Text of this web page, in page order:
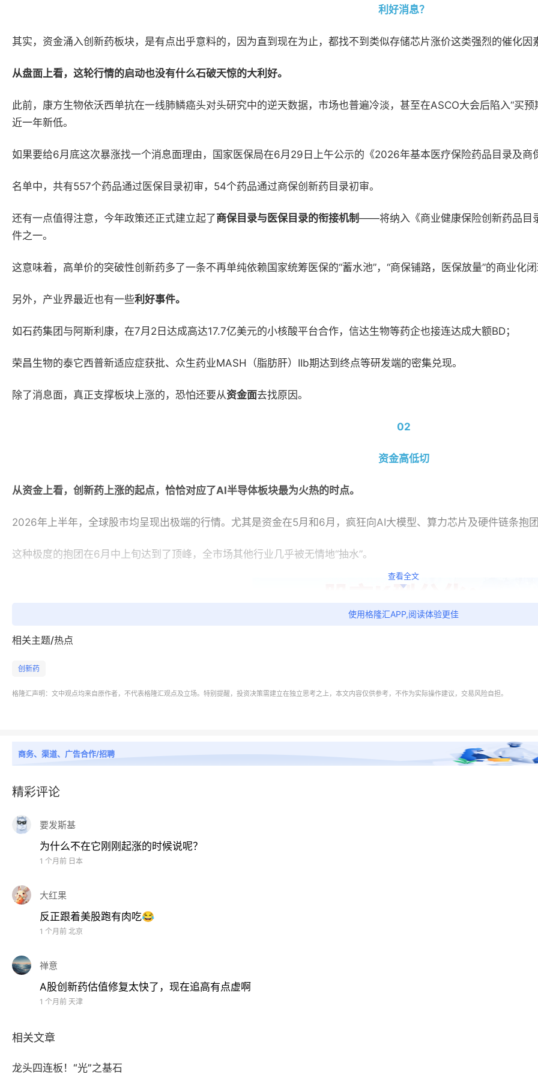
利好消息？
其实，资金涌入创新药板块，是有点出乎意料的，因为直到现在为止，都找不到类似存储芯片涨价这类强烈的催化因
从盘面上看，这轮行情的启动也没有什么石破天惊的大利好。
此前，康方生物依沃西单抗在一线肺鳞癌头对头研究中的逆天数据，市场也普遍冷淡，甚至在ASCO大会后陷入“买
近一年新低。
如果要给6月底这次暴涨找一个消息面理由 ，国家医保局在6月29日上午公示的《2026年基本医疗保险药品目录及商
名单中， 共有557个药品通过医保目录初审，54个药品通过商保创新药目录初审。
还有一点值得注意， 今年政策还正式建立起了商保目录与医保目录的衔接机制——将纳入《商业健康保险创新药品目
件之一。
这意味着，高单价的突破性创新药多了一条不再单纯依赖国家统筹医保的“蓄水池”，“商保铺路，医保放量”的商业化
另外，产业界最近也有一些利好事件。
如石药集团与阿斯利康， 在7月2日达成高达17.7亿美元的小核酸平台合作，信达生物等药企也接连达成大额BD；
荣昌生物的泰它西普新适应症获批、众生药业MASH（脂肪肝）IIb期达到终点等研发端的密集兑现。
除了消息面，真正支撑板块上涨的，恐怕还要从资金面去找原因。
02
资金高低切
从资金上看，创新药上涨的起点，恰恰对应了AI半导体板块最为火热的时点。
2026年上半年， 全球股市均呈现出极端的行情。 尤其是资金在5月和6月 ， 疯狂向AI大模型、算力芯片及硬件链条抱
这种极度的抱团在6月中上旬达到了顶峰，全市场其他行业几乎被无情地“抽水”。
查看全文
使用格隆汇APP,阅读体验更佳
相关主题/热点
创新药
格隆汇声明：文中观点均来自原作者，不代表格隆汇观点及立场。特别提醒，投资决策需建立在独立思考之上，本文内容仅供参考，不作为实际操作建议，交易风险自担。
商务、渠道、广告合作/招聘
精彩评论
要发斯基
为什么不在它刚刚起涨的时候说呢？
1 个月前 日本
大红果
反正跟着美股跑有肉吃😂
1 个月前 北京
禅意
A股创新药估值修复太快了，现在追高有点虚啊
1 个月前 天津
相关文章
龙头四连板！“光”之基石